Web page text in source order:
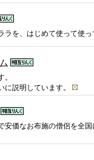
ラを、はじめて使って使
に説明しています。
安価なお布施の僧侶を全